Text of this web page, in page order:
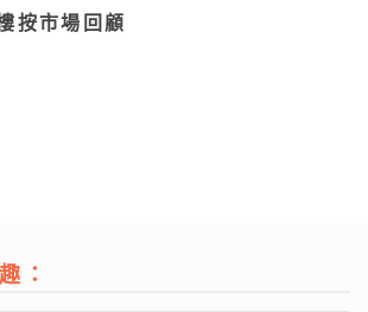
按市場回顧
：